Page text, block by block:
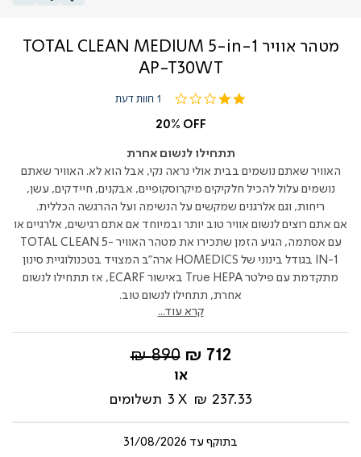
מטהר אוויר TOTAL CLEAN MEDIUM 5-in-1
AP-T30WT
2.0
rating
1 חוות דעת
20% OFF
תתחילו לנשום אחרת
האוויר שאתם נושמים בבית אולי נראה נקי, אבל הוא לא. האוויר שאתם
נושמים עלול להכיל חלקיקים מיקרוסקופיים, אבקנים, חיידקים, עשן,
ריחות, וגם אלרגנים שמקשים על הנשימה ועל ההרגשה הכללית.
אם אתם רוצים לנשום אוויר טוב יותר ובמיוחד אם אתם רגישים, אלרגיים או
עם אסתמה, הגיע הזמן שתכירו את מטהר האוויר TOTAL CLEAN 5-
IN-1 בגודל בינוני של HOMEDICS ארה"ב המצויד בטכנולוגיית סינון
מתקדמת עם פילטר True HEPA באישור ECARF, אז תתחילו לנשום
אחרת, תתחילו לנשום טוב.
קרא עוד...
החל
712 ₪
מחיר
רגיל
890 ₪
237.33 ₪
3 תשלומים
בתוקף עד 31/08/2026